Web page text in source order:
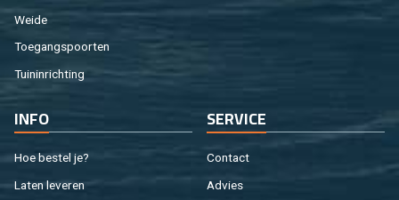
Weide
Toe­gangs­poor­ten
Tuin­in­rich­ting
INFO
Hoe be­stel je?
Laten le­ve­ren
SER­VI­CE
Con­tact
Ad­vies